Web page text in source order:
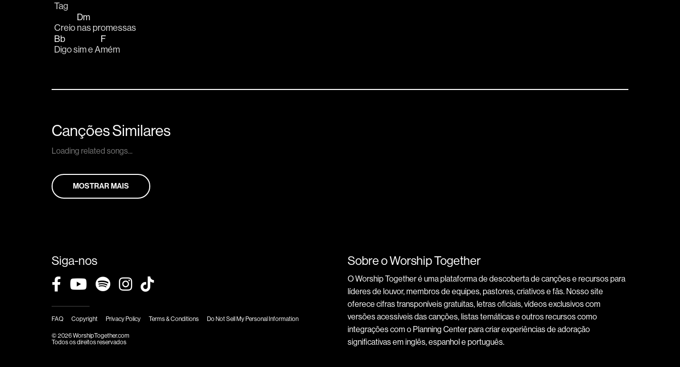
Tag
Creio
Dm
nas promessas
Bb
Digo sim e A
F
mém
Canções Similares
Loading related songs...
MOSTRAR MAIS
Siga-nos
FAQ Copyright Privacy Policy Terms & Conditions Do Not Sell My Personal Information
© 2026 WorshipTogether.com
Todos os direitos reservados
Sobre o Worship Together
O Worship Together é uma plataforma de descoberta de canções e recursos para
líderes de louvor, membros de equipes, pastores, criativos e fãs. Nosso site
oferece cifras transponíveis gratuitas, letras oficiais, vídeos exclusivos com
versões acessíveis das canções, listas temáticas e outros recursos como
integrações com o Planning Center para criar experiências de adoração
significativas em inglês, espanhol e português.